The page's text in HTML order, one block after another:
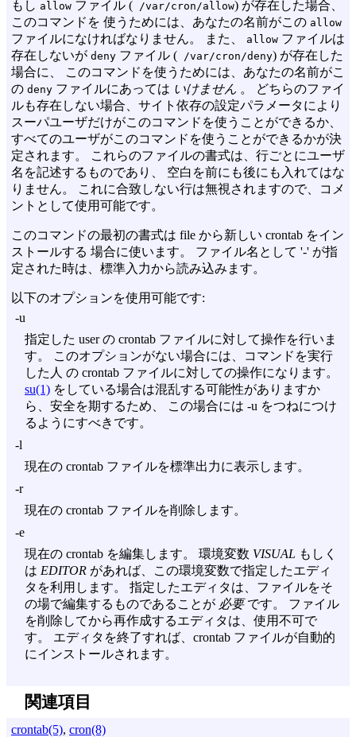
もし allow ファイル ( /var/cron/allow) が存在した場合、
このコマンドを 使うためには、あなたの名前がこの allow
ファイルになければなりません。 また、 allow ファイルは
存在しないが deny ファイル ( /var/cron/deny) が存在した
場合に、 このコマンドを使うためには、あなたの名前がこ
の deny ファイルにあっては いけません 。 どちらのファイ
ルも存在しない場合、サイト依存の設定パラメータにより
スーパユーザだけがこのコマンドを使うことができるか、
すべてのユーザがこのコマンドを使うことができるかが決
定されます。 これらのファイルの書式は、行ごとにユーザ
名を記述するものであり、 空白を前にも後にも入れてはな
りません。 これに合致しない行は無視されますので、コメ
ントとして使用可能です。
このコマンドの最初の書式は file から新しい crontab をイン
ストールする 場合に使います。 ファイル名として '-' が指
定された時は、標準入力から読み込みます。
以下のオプションを使用可能です:
-u
指定した user の crontab ファイルに対して操作を行いま
す。 このオプションがない場合には、コマンドを実行
した人 の crontab ファイルに対しての操作になります。
su(1) をしている場合は混乱する可能性がありますか
ら、安全を期するため、 この場合には -u をつねにつけ
るようにすべきです。
-l
現在の crontab ファイルを標準出力に表示します。
-r
現在の crontab ファイルを削除します。
-e
現在の crontab を編集します。 環境変数 VISUAL もしく
は EDITOR があれば、この環境変数で指定したエディ
タを利用します。 指定したエディタは、ファイルをそ
の場で編集するものであることが 必要です。 ファイル
を削除してから再作成するエディタは、使用不可で
す。 エディタを終了すれば、crontab ファイルが自動的
にインストールされます。
関連項目
crontab(5), cron(8)